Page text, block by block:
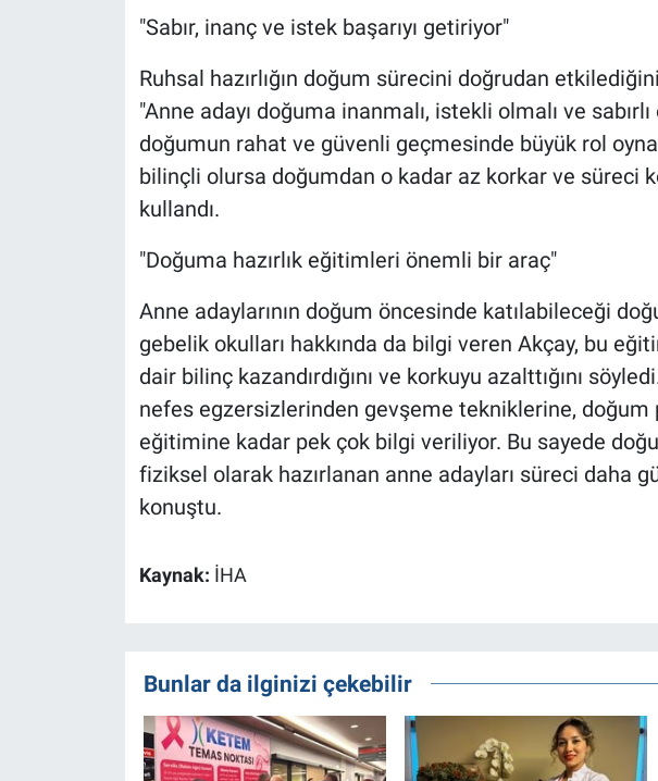
"Sabır, inanç ve istek başarıyı getiriyor"
Ruhsal hazırlığın doğum sürecini doğrudan
"Anne adayı doğuma inanmalı, istekli olmalı ve sabırlı
doğumun rahat ve güvenli geçmesinde büyük rol
bilinçli olursa doğumdan o kadar az korkar ve süreci
kullandı.
"Doğuma hazırlık eğitimleri önemli bir araç"
Anne adaylarının doğum öncesinde katılabileceği
gebelik okulları hakkında da bilgi veren Akçay, bu
dair bilinç kazandırdığını ve korkuyu azalttığını
nefes egzersizlerinden gevşeme tekniklerine, doğum
eğitimine kadar pek çok bilgi veriliyor. Bu sayede
fiziksel olarak hazırlanan anne adayları süreci daha
konuştu.
Kaynak: İHA
Bunlar da ilginizi çekebilir